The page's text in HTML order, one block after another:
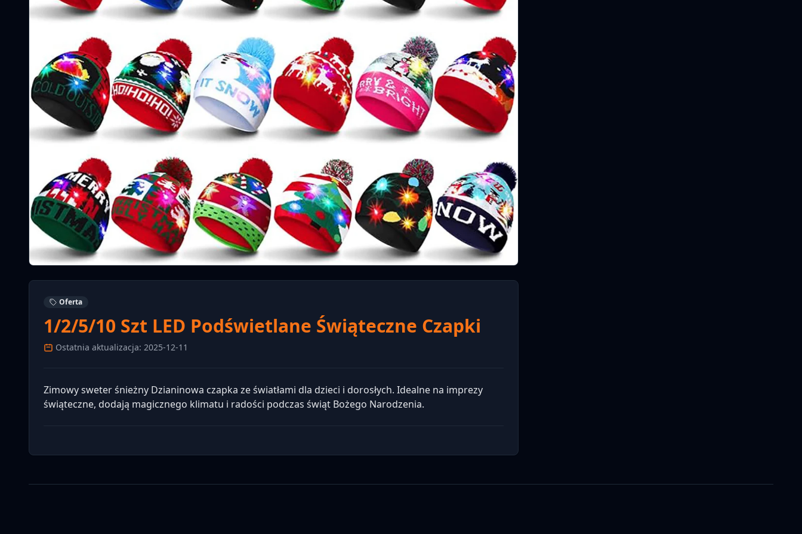
Oferta
1/2/5/10 Szt LED Podświetlane Świąteczne Czapki
Ostatnia aktualizacja: 2025-12-11
Zimowy sweter śnieżny Dzianinowa czapka ze światłami dla dzieci i dorosłych. Idealne na imprezy
świąteczne, dodają magicznego klimatu i radości podczas świąt Bożego Narodzenia.